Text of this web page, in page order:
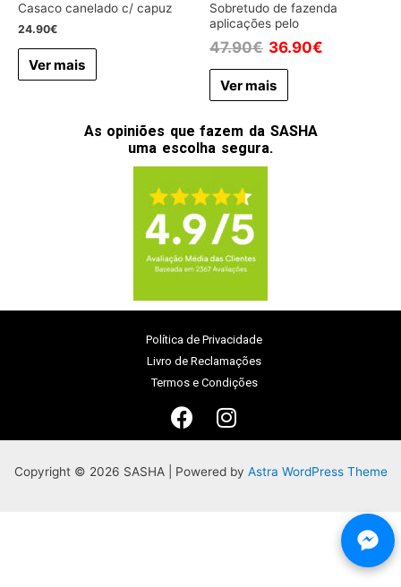
Casaco canelado c/ capuz
24.90€
Ver mais
Sobretudo de fazenda
aplicações pelo
47.90€ 36.90€
Ver mais
As opiniões que fazem da SASHA
uma escolha segura.
Política de Privacidade
Livro de Reclamações
Termos e Condições
Copyright © 2026 SASHA | Powered by Astra WordPress Theme